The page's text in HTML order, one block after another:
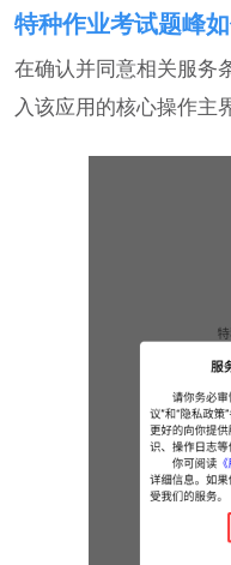
特种作业考试题峰
在确认并同意相关服务
入该应用的核心操作主